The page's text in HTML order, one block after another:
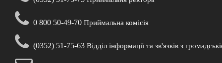
0 800 50-49-70 Приймальна комісія
(0352) 51-75-63 Відділ інформації та зв'язків з